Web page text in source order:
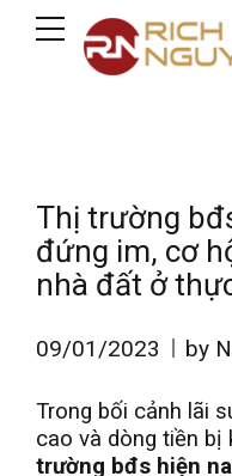
Thị trường
đứng im, cơ
nhà đất ở
09/01/2023 by
Trong bối cảnh lãi
cao và dòng tiền bị
trường bđs hiện